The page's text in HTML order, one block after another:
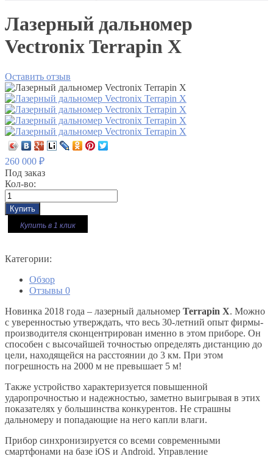
Лазерный дальномер
Vectronix Terrapin X
Оставить отзыв
260 000 ₽
Под заказ
Кол-во:
Купить в 1 клик
Категории:
Обзор
Отзывы 0
Новинка 2018 года – лазерный дальномер Terrapin X. Можно
с уверенностью утверждать, что весь 30-летний опыт фирмы-
производителя сконцентрирован именно в этом приборе. Он
способен с высочайшей точностью определять дистанцию до
цели, находящейся на расстоянии до 3 км. При этом
погрешность на 2000 м не превышает 5 м!
Также устройство характеризуется повышенной
ударопрочностью и надежностью, заметно выигрывая в этих
показателях у большинства конкурентов. Не страшны
дальномеру и попадающие на него капли влаги.
Прибор синхронизируется со всеми современными
смартфонами на базе iOS и Android. Управление